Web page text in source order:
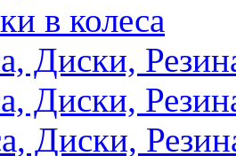
в колеса
Диски,
Диски,
Диски,